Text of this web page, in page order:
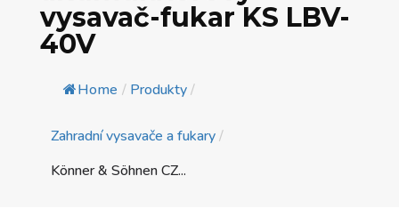
vysavač-fukar KS LBV-
40V
Home / Produkty/
Zahradní vysavače a fukary/
Könner & Söhnen CZ...